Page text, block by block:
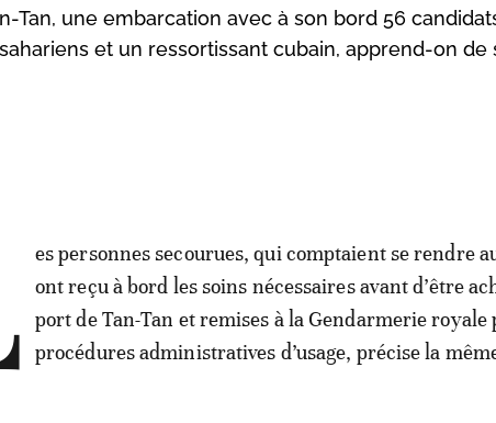
Tan, une embarcation avec à son bord 56
et un ressortissant cubain, apprend-on de
es personnes secourues, qui comptaient se rendre
ont reçu à bord les soins nécessaires avant d’être
port de Tan-Tan et remises à la Gendarmerie royale
procédures administratives d’usage, précise la